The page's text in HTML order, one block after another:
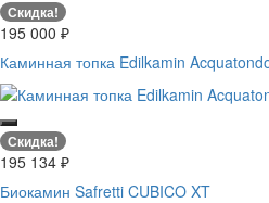
Скидка!
195 000 ₽
Каминная топка Edilkamin
Скидка!
195 134 ₽
Биокамин Safretti CUBICO XT